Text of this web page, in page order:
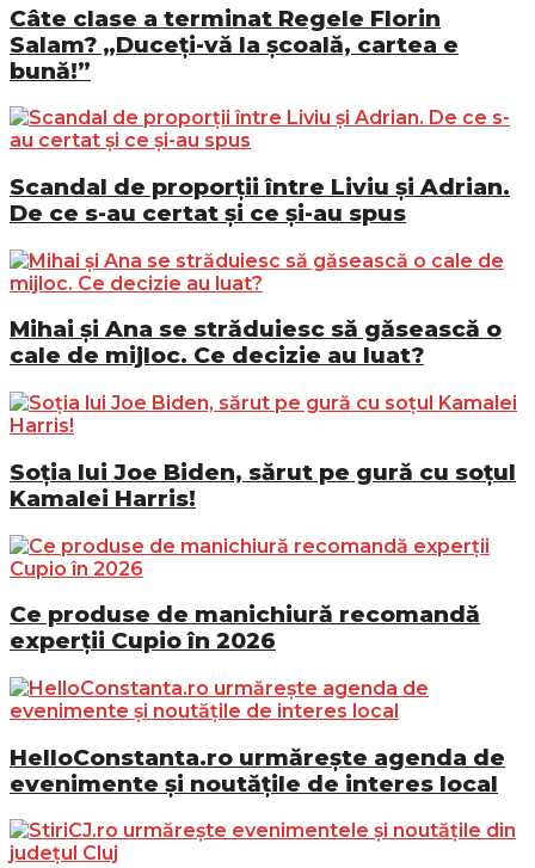
Câte clase a terminat Regele Florin
Salam? „Duceți-vă la școală, cartea e
bună!”
Scandal de proporții între Liviu și Adrian.
De ce s-au certat și ce și-au spus
Mihai și Ana se străduiesc să găsească o
cale de mijloc. Ce decizie au luat?
Soția lui Joe Biden, sărut pe gură cu soțul
Kamalei Harris!
Ce produse de manichiură recomandă
experții Cupio în 2026
HelloConstanta.ro urmărește agenda de
evenimente și noutățile de interes local